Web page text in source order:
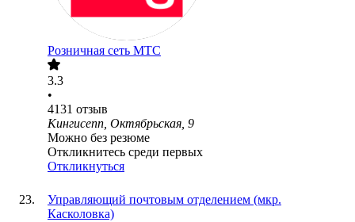
Розничная сеть МТС
3.3
•
4131 отзыв
Кингисепп, Октябрьская, 9
Можно без резюме
Откликнитесь среди первых
Откликнуться
Управляющий почтовым отделением (мкр.
Касколовка)